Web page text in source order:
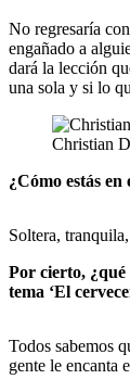
No regresaría
engañado a
dará la lección
una sola y si lo
Christian
¿Cómo estás en
Soltera,
Por cierto,
tema ‘El
Todos sabemos
gente le encanta